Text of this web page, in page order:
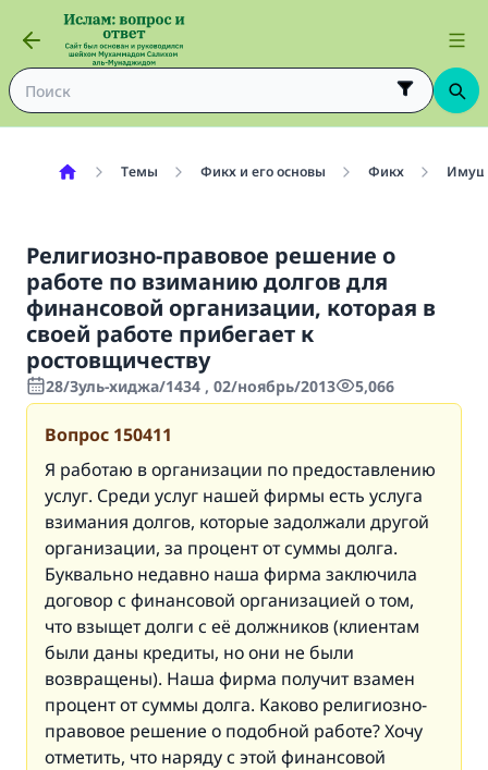
Темы Фикх и его основы Фикх
Религиозно-правовое решение о
работе по взиманию долгов для
финансовой организации, которая в
своей работе прибегает к
ростовщичеству
28/Зуль-хиджа/1434 , 02/ноябрь/2013 5,066
Вопрос 150411
Я работаю в организации по предоставлению
услуг. Среди услуг нашей фирмы есть услуга
взимания долгов, которые задолжали другой
организации, за процент от суммы долга.
Буквально недавно наша фирма заключила
договор с финансовой организацией о том,
что взыщет долги с её должников (клиентам
были даны кредиты, но они не были
возвращены). Наша фирма получит взамен
процент от суммы долга. Каково религиозно-
правовое решение о подобной работе? Хочу
отметить, что наряду с этой финансовой